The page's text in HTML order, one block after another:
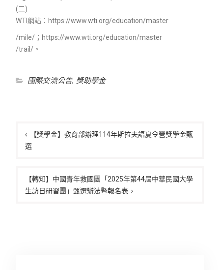
(二)
WTI網站：https://www.wti.org/education/master
/mile/；https://www.wti.org/education/master
/trail/。
國際交流公告, 獎助學金
章
導
【獎學金】教育部辦理114年斯拉夫語夏令營獎學金甄
選
【轉知】中國青年救國團「2025年第44屆中華民國大學
生訪日研習團」甄選辦法暨報名表